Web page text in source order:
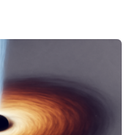
deren physikalische
Das
Advances veröffentlichte
sciadv.adw8462)
sind